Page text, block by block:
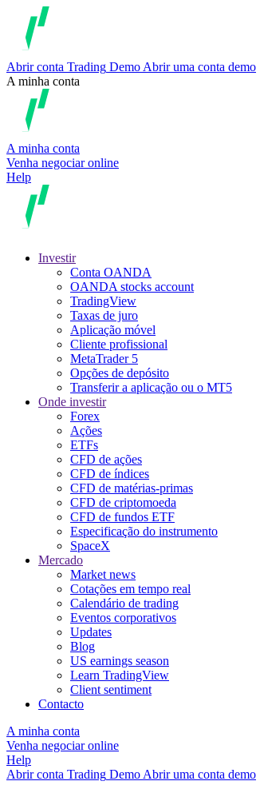
Abrir conta Trading Demo Abrir uma conta demo
A minha conta
A minha conta
Venha negociar online
Help
Investir
Conta OANDA
OANDA stocks account
TradingView
Taxas de juro
Aplicação móvel
Cliente profissional
MetaTrader 5
Opções de depósito
Transferir a aplicação ou o MT5
Onde investir
Forex
Ações
ETFs
CFD de ações
CFD de índices
CFD de matérias-primas
CFD de criptomoeda
CFD de fundos ETF
Especificação do instrumento
SpaceX
Mercado
Market news
Cotações em tempo real
Calendário de trading
Eventos corporativos
Updates
Blog
US earnings season
Learn TradingView
Client sentiment
Contacto
A minha conta
Venha negociar online
Help
Abrir conta Trading Demo Abrir uma conta demo